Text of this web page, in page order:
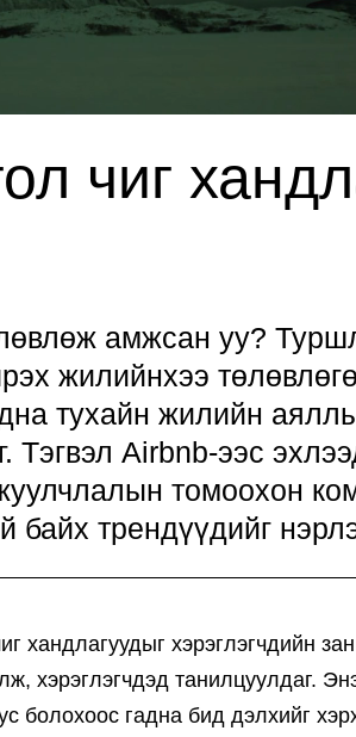
чиг
амжсан уу?
жилийнхээ
тухайн жилийн
Тэгвэл Airbnb-ээс
томоохон
байх трендүүдийг
хандлагуудыг хэрэглэгчдийн
хэрэглэгчдэд танилцуулдаг.
болохоос гадна бид дэлхийг